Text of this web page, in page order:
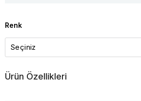
Renk
Ürün Özellikleri